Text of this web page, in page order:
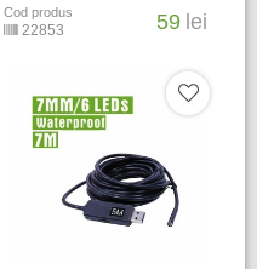
Cod produs
22853 59 lei